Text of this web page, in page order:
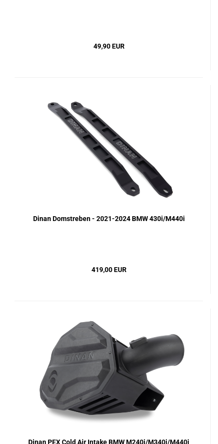
49,90 EUR
Dinan Domstreben - 2021-2024 BMW 430i/M440i
419,00 EUR
Dinan PEX Cold Air Intake BMW M240i/M340i/M440i